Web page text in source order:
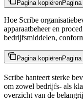
Pagina kopiëren
Hoe Scribe
apparaatbeheer en
bedrijfsmiddelen,
Pagina kopiëren
Scribe hanteert sterke
om zowel bedrijfs- als
overzicht van de